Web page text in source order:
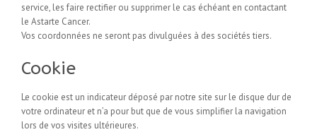
service, les faire rectifier ou supprimer le cas échéant en contactant
le Astarte Cancer.
Vos coordonnées ne seront pas divulguées à des sociétés tiers.
Cookie
Le cookie est un indicateur déposé par notre site sur le disque dur de
votre ordinateur et n’a pour but que de vous simplifier la navigation
lors de vos visites ultérieures.